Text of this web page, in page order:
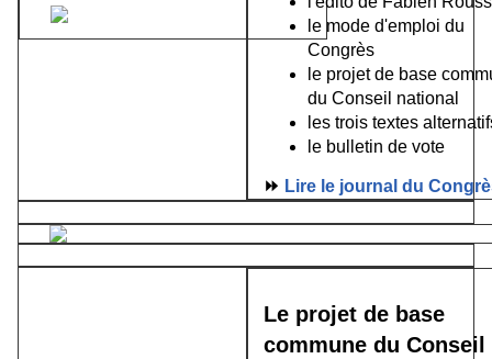
le mode d'emploi du
Congrès
le projet de base
du Conseil national
les trois textes
le bulletin de vote
⏩ Lire le journal du
Le projet de base
commune du Conseil